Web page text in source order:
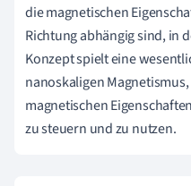
die magnetischen
Richtung abhängig sind, in
Konzept spielt eine
nanoskaligen
magnetischen
zu steuern und zu nutzen.